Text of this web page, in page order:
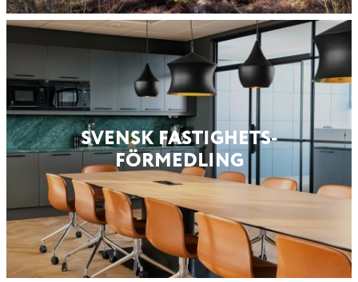
SVENSK FASTIGHETS­
FÖRMEDLING